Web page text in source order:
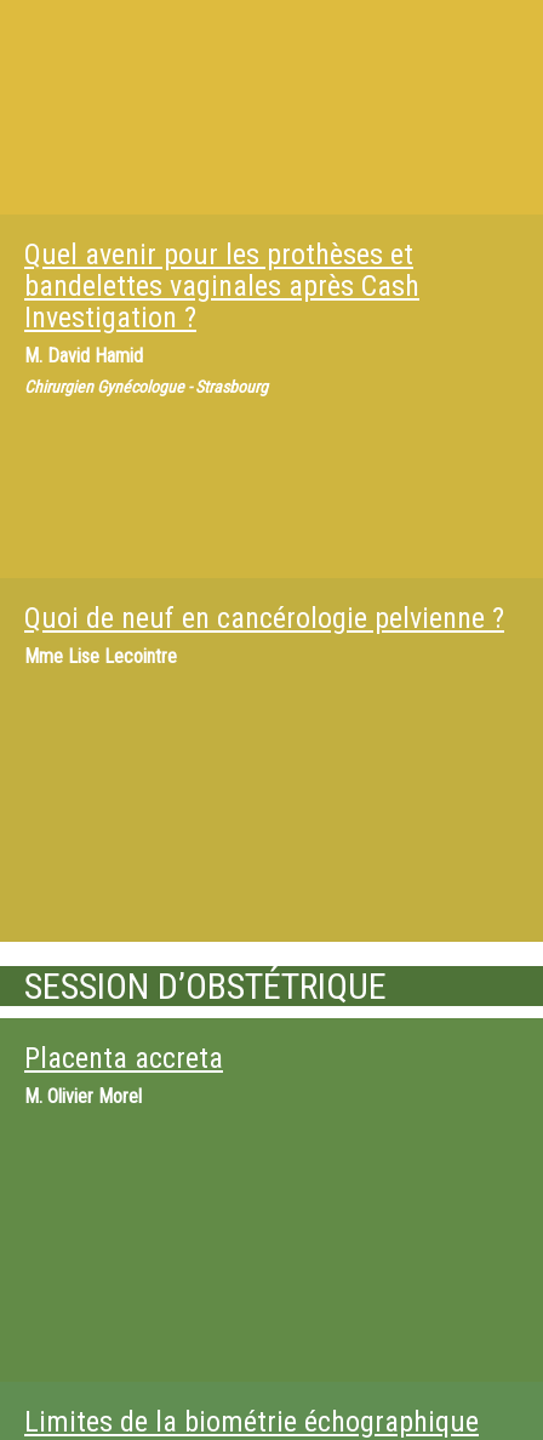
Quel avenir pour les prothèses et
bandelettes vaginales après Cash
Investigation ?
M. David Hamid
Chirurgien Gynécologue - Strasbourg
Quoi de neuf en cancérologie pelvienne ?
Mme Lise Lecointre
SESSION D’OBSTÉTRIQUE
Placenta accreta
M. Olivier Morel
Limites de la biométrie échographique